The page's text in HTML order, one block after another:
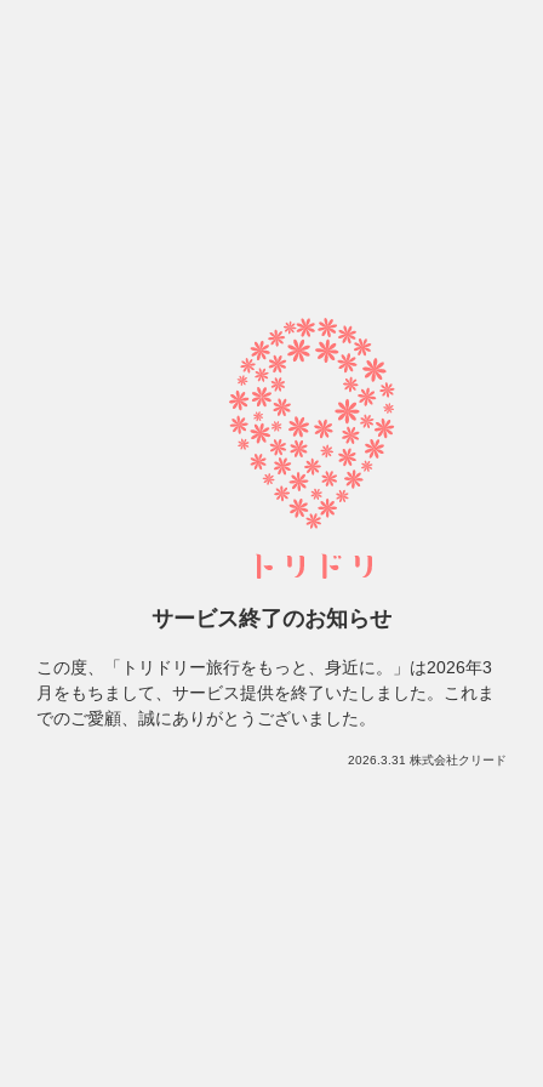
サービス終了のお知らせ
この度、「トリドリー旅行をもっと、身近に。」は2026年3
月をもちまして、サービス提供を終了いたしました。
これま
でのご愛顧、誠にありがとうございました。
2026.3.31 株式会社クリード